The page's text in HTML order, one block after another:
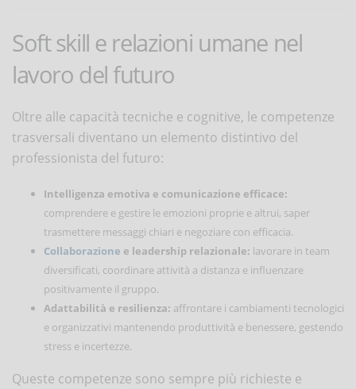
Soft skill e relazioni umane nel
lavoro del futuro
Oltre alle capacità tecniche e cognitive, le competenze
trasversali diventano un elemento distintivo del
professionista del futuro:
Intelligenza emotiva e comunicazione efficace:
comprendere e gestire le emozioni proprie e altrui, saper
trasmettere messaggi chiari e negoziare con efficacia.
Collaborazione e leadership relazionale: lavorare in team
diversificati, coordinare attività a distanza e influenzare
positivamente il gruppo.
Adattabilità e resilienza: affrontare i cambiamenti tecnologici
e organizzativi mantenendo produttività e benessere, gestendo
stress e incertezze.
Queste competenze sono sempre più richieste e